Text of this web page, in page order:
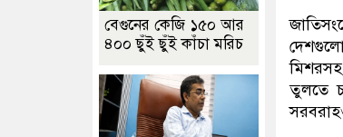
তুলতে
বেগুনের কেজি ১৫০ আর
৪০০ ছুঁই ছুঁই কাঁচা মরিচ